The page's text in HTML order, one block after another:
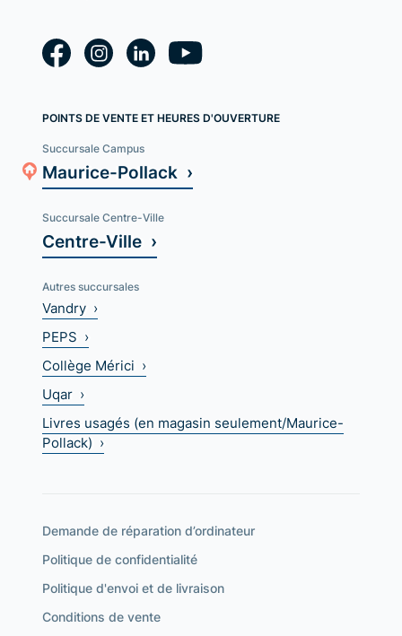
POINTS DE VENTE ET HEURES D'OUVERTURE
Succursale Campus
Maurice-Pollack ›
Succursale Centre-Ville
Centre-Ville ›
Autres succursales
Vandry ›
PEPS ›
Collège Mérici ›
Uqar ›
Livres usagés (en magasin seulement/Maurice-
Pollack) ›
Demande de réparation d’ordinateur
Politique de confidentialité
Politique d'envoi et de livraison
Conditions de vente